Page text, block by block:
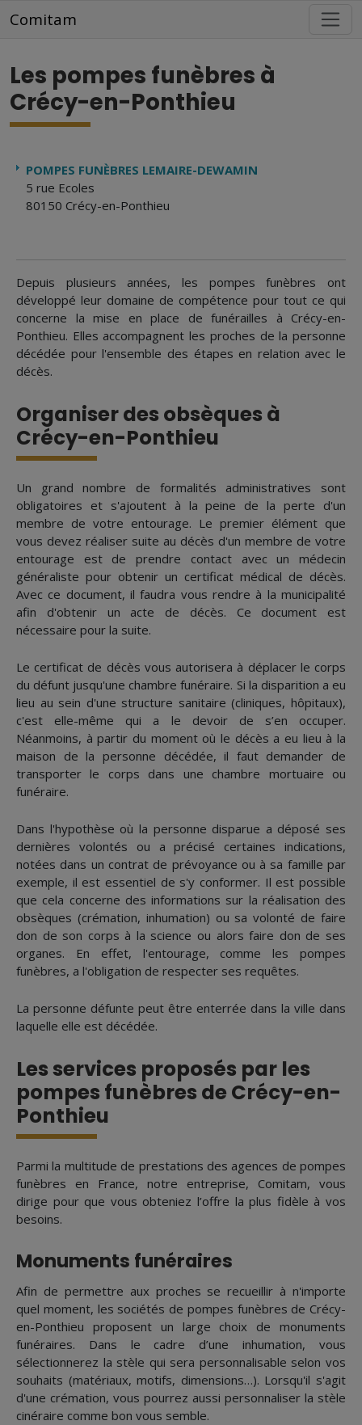
Comitam
Les pompes funèbres à
Crécy-en-Ponthieu
Depuis plusieurs années, les pompes funèbres ont
développé leur domaine de compétence pour tout ce qui
concerne la mise en place de funérailles à Crécy-en-
Ponthieu. Elles accompagnent les proches de la personne
décédée pour l'ensemble des étapes en relation avec le
décès.
Organiser des obsèques à
Crécy-en-Ponthieu
Un grand nombre de formalités administratives sont
obligatoires et s'ajoutent à la peine de la perte d'un
membre de votre entourage. Le premier élément que
vous devez réaliser suite au décès d'un membre de votre
entourage est de prendre contact avec un médecin
généraliste pour obtenir un certificat médical de décès.
Avec ce document, il faudra vous rendre à la municipalité
afin d'obtenir un acte de décès. Ce document est
nécessaire pour la suite.
Le certificat de décès vous autorisera à déplacer le corps
du défunt jusqu'une chambre funéraire. Si la disparition a eu
lieu au sein d'une structure sanitaire (cliniques, hôpitaux),
c'est elle-même qui a le devoir de s’en occuper.
Néanmoins, à partir du moment où le décès a eu lieu à la
maison de la personne décédée, il faut demander de
transporter le corps dans une chambre mortuaire ou
funéraire.
Dans l'hypothèse où la personne disparue a déposé ses
dernières volontés ou a précisé certaines indications,
notées dans un contrat de prévoyance ou à sa famille par
exemple, il est essentiel de s'y conformer. Il est possible
que cela concerne des informations sur la réalisation des
obsèques (crémation, inhumation) ou sa volonté de faire
don de son corps à la science ou alors faire don de ses
organes. En effet, l'entourage, comme les pompes
funèbres, a l'obligation de respecter ses requêtes.
La personne défunte peut être enterrée dans la ville dans
laquelle elle est décédée.
Les services proposés par les
pompes funèbres de Crécy-en-
Ponthieu
Parmi la multitude de prestations des agences de pompes
funèbres en France, notre entreprise, Comitam, vous
dirige pour que vous obteniez l’offre la plus fidèle à vos
besoins.
Monuments funéraires
Afin de permettre aux proches se recueillir à n'importe
quel moment, les sociétés de pompes funèbres de Crécy-
en-Ponthieu proposent un large choix de monuments
funéraires. Dans le cadre d’une inhumation, vous
sélectionnerez la stèle qui sera personnalisable selon vos
souhaits (matériaux, motifs, dimensions…). Lorsqu'il s'agit
d'une crémation, vous pourrez aussi personnaliser la stèle
cinéraire comme bon vous semble.
POMPES FUNÈBRES LEMAIRE-DEWAMIN
5 rue Ecoles
80150 Crécy-en-Ponthieu